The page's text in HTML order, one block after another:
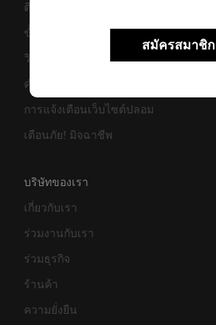
สมัครสมาชิก
ติดตามสถานะสินค้า
ขั้นตอนการผ่อนชำระ
วิธีเซ็ตรหัสล็อค
คำแนะนำในการดูแล
การแจ้งเตือนเว็บไซต์ปลอม
เตือนภัย! มิจฉาชีพ
บริษัทของเรา
เกี่ยวกับเรา
ร่วมงานกับเรา
ร่วมธุรกิจ
ร้านค้า
ความยั่งยืน